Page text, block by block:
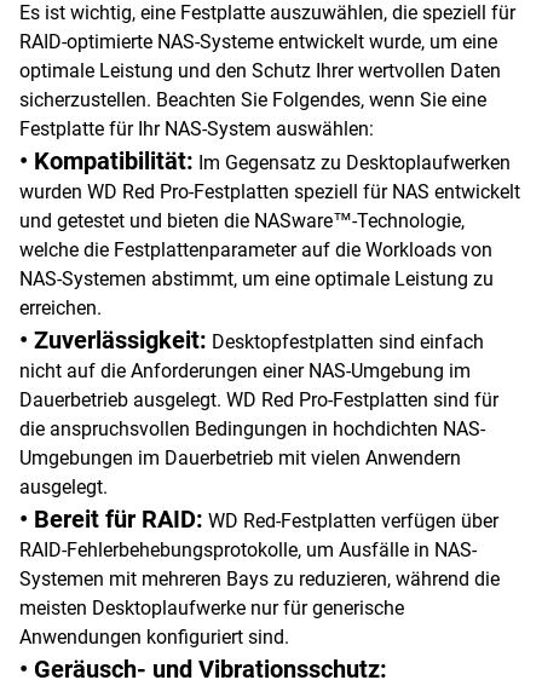
Es ist wichtig, eine Festplatte auszuwählen, die speziell für
RAID-optimierte NAS-Systeme entwickelt wurde, um eine
optimale Leistung und den Schutz Ihrer wertvollen Daten
sicherzustellen. Beachten Sie Folgendes, wenn Sie eine
Festplatte für Ihr NAS-System auswählen:
• Kompatibilität: Im Gegensatz zu Desktoplaufwerken
wurden WD Red Pro-Festplatten speziell für NAS entwickelt
und getestet und bieten die NASware™-Technologie,
welche die Festplattenparameter auf die Workloads von
NAS-Systemen abstimmt, um eine optimale Leistung zu
erreichen.
• Zuverlässigkeit: Desktopfestplatten sind einfach
nicht auf die Anforderungen einer NAS-Umgebung im
Dauerbetrieb ausgelegt. WD Red Pro-Festplatten sind für
die anspruchsvollen Bedingungen in hochdichten NAS-
Umgebungen im Dauerbetrieb mit vielen Anwendern
ausgelegt.
• Bereit für RAID: WD Red-Festplatten verfügen über
RAID-Fehlerbehebungsprotokolle, um Ausfälle in NAS-
Systemen mit mehreren Bays zu reduzieren, während die
meisten Desktoplaufwerke nur für generische
Anwendungen konfiguriert sind.
• Geräusch- und Vibrationsschutz: